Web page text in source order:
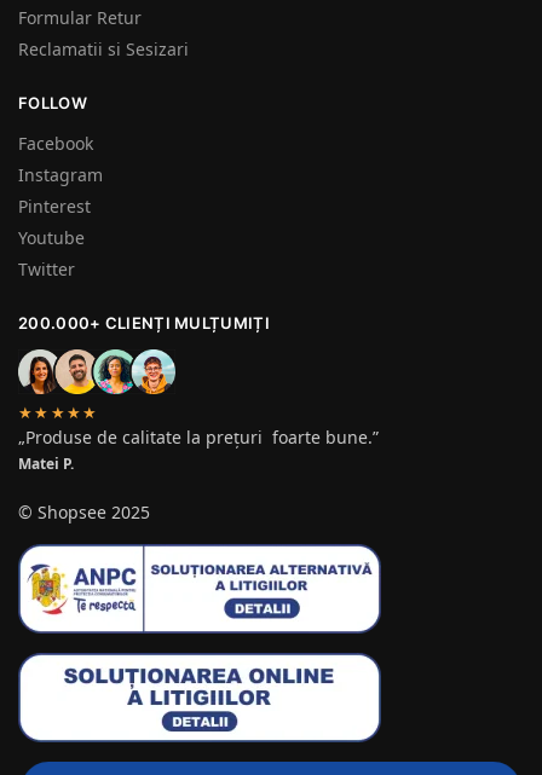
Formular Retur
Reclamatii si Sesizari
FOLLOW
Facebook
Instagram
Pinterest
Youtube
Twitter
200.000+ CLIENȚI MULȚUMIȚI
★★★★★
„Produse de calitate la prețuri foarte bune.”
Matei P.
© Shopsee 2025